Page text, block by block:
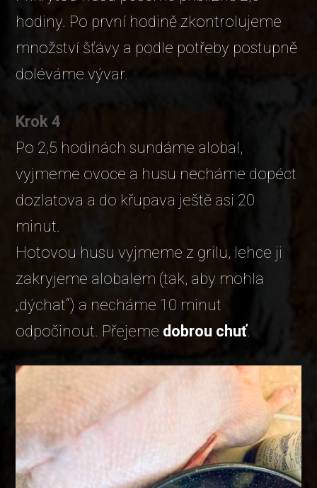
hodiny. Po první hodině zkontrolujeme
množství šťávy a podle potřeby postupně
doléváme vývar.
Krok 4
Po 2,5 hodinách sundáme alobal,
vyjmeme ovoce a husu necháme dopéct
dozlatova a do křupava ještě asi 20
minut.
Hotovou husu vyjmeme z grilu, lehce ji
zakryjeme alobalem (tak, aby mohla
„dýchat“) a necháme 10 minut
odpočinout. Přejeme dobrou chuť.